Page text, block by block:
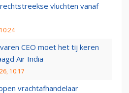
vluchten vanaf
CEO moet het tij keren
Air India
10:17
vrachtafhandelaar